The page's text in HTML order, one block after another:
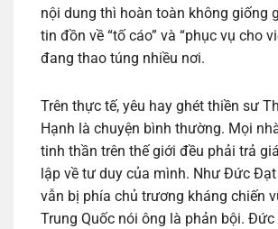
nội dung thì hoàn toàn không giống
tin đồn về “tố cáo” và “phục vụ cho
đang thao túng nhiều nơi.
Trên thực tế, yêu hay ghét thiền sư
Hạnh là chuyện bình thường. Mọi
tinh thần trên thế giới đều phải trả
lập về tư duy của mình. Như Đức
vẫn bị phía chủ trương kháng chiến
Trung Quốc nói ông là phản bội. Đức